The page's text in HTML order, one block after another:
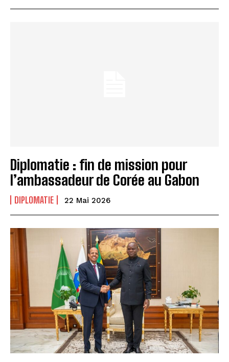
Diplomatie : fin de mission pour
l’ambassadeur de Corée au Gabon
DIPLOMATIE 22 Mai 2026